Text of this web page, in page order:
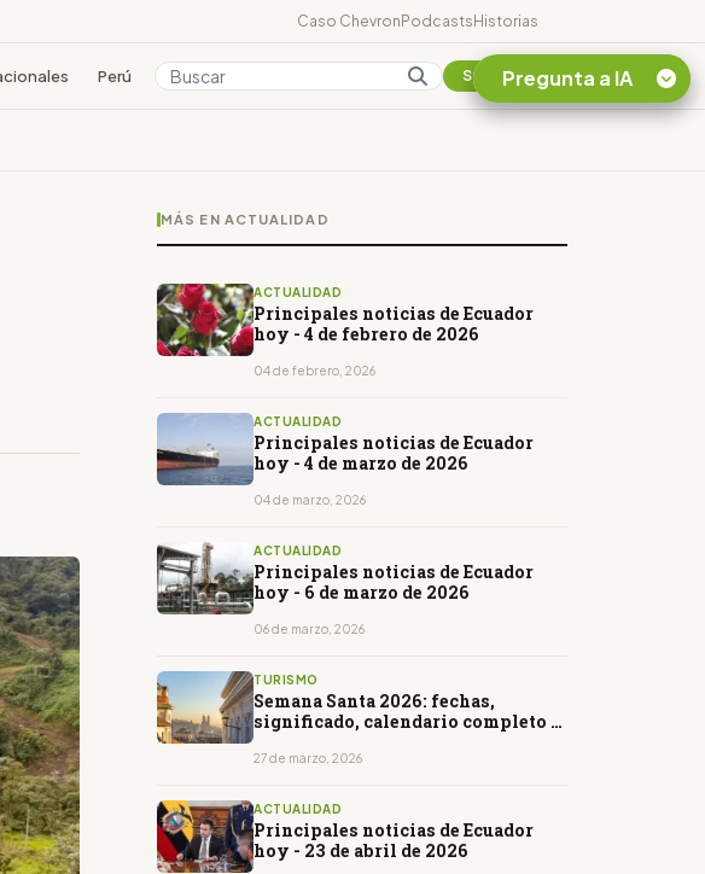
Caso ChevronPodcastsHistorias
Perú Colombia Suscribirse
MÁS EN ACTUALIDAD
ACTUALIDAD
Principales noticias de Ecuador
hoy - 4 de febrero de 2026
04 de febrero, 2026
ACTUALIDAD
Principales noticias de Ecuador
hoy - 4 de marzo de 2026
04 de marzo, 2026
ACTUALIDAD
Principales noticias de Ecuador
hoy - 6 de marzo de 2026
06 de marzo, 2026
TURISMO
Semana Santa 2026: fechas,
significado, calendario completo y
27 de marzo, 2026
ACTUALIDAD
Principales noticias de Ecuador
hoy - 23 de abril de 2026
Pregunta a IA